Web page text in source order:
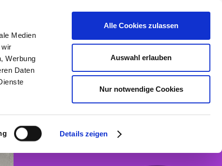
Medien
wir
Werbung
Daten
Details zeigen
Alle Cookies zulassen
Auswahl erlauben
Nur notwendige Cookies
Schriftgröße
Einrichtungen
Über uns
Sozialpädagogische
Familienhilfe